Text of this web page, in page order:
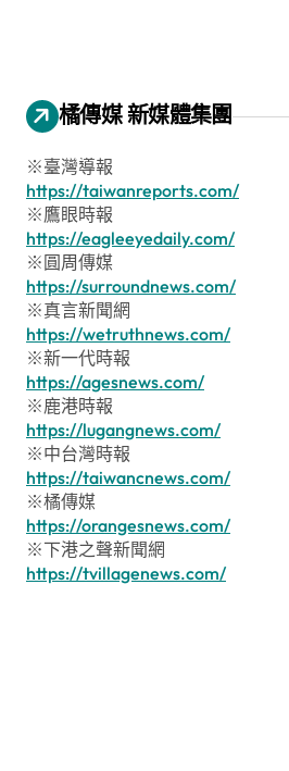
橘傳媒 新媒體集團
※臺灣導報
https://taiwanreports.com/
※鷹眼時報
https://eagleeyedaily.com/
※圓周傳媒
https://surroundnews.com/
※真言新聞網
https://wetruthnews.com/
※新一代時報
https://agesnews.com/
※鹿港時報
https://lugangnews.com/
※中台灣時報
https://taiwancnews.com/
※橘傳媒
https://orangesnews.com/
※下港之聲新聞網
https://tvillagenews.com/